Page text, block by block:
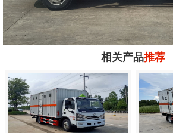
相关产品推荐